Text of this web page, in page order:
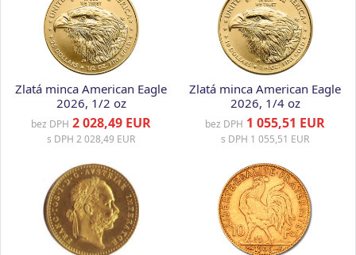
Zlatá minca American Eagle
2026, 1/2 oz
bez DPH 2 028,49 EUR
s DPH 2 028,49 EUR
Zlatá minca American Eagle
2026, 1/4 oz
bez DPH 1 055,51 EUR
s DPH 1 055,51 EUR